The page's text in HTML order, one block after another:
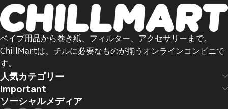
ベイプ用品から巻き紙、フィルター、アクセサリーまで。
ChillMartは、チルに必要なものが揃うオンラインコンビニで
す。
人気カテゴリー
Important
ソーシャルメディア